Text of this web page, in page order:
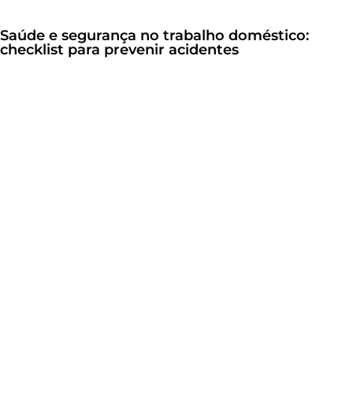
Saúde e segurança no trabalho doméstico:
checklist para prevenir acidentes